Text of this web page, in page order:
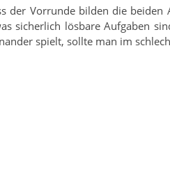
der Vorrunde bilden die beiden
sicherlich lösbare Aufgaben
spielt, sollte man im